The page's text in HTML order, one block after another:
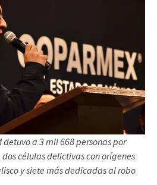
detuvo a 3 mil 668 personas por
células delictivas con orígenes
y siete más dedicadas al robo